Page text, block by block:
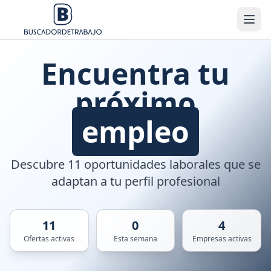
Encuentra tu
próximo
empleo
Descubre 11 oportunidades laborales que se
adaptan a tu perfil profesional
11
Ofertas activas
0
Esta semana
4
Empresas activas